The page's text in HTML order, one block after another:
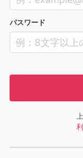
パスワード